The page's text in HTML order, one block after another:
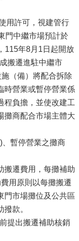
用許可，視建管行
門中繼市場預計於
115年8月1日起開放
搬遷進駐中繼市
（備）將配合拆除
時營業或暫停營業係
程負擔，並使改建工
攤商配合市場主體大
、暫停營業之攤商
搬遷費用，每攤補助
用原則以每攤搬遷
門市場攤位及公共區
款。
提出搬遷補助核銷